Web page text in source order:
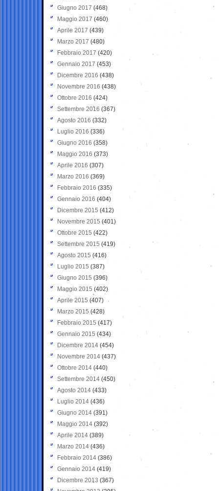
Giugno 2017 (468)
Maggio 2017 (460)
Aprile 2017 (439)
Marzo 2017 (480)
Febbraio 2017 (420)
Gennaio 2017 (453)
Dicembre 2016 (438)
Novembre 2016 (438)
Ottobre 2016 (424)
Settembre 2016 (367)
Agosto 2016 (332)
Luglio 2016 (336)
Giugno 2016 (358)
Maggio 2016 (373)
Aprile 2016 (307)
Marzo 2016 (369)
Febbraio 2016 (335)
Gennaio 2016 (404)
Dicembre 2015 (412)
Novembre 2015 (401)
Ottobre 2015 (422)
Settembre 2015 (419)
Agosto 2015 (416)
Luglio 2015 (387)
Giugno 2015 (396)
Maggio 2015 (402)
Aprile 2015 (407)
Marzo 2015 (428)
Febbraio 2015 (417)
Gennaio 2015 (434)
Dicembre 2014 (454)
Novembre 2014 (437)
Ottobre 2014 (440)
Settembre 2014 (450)
Agosto 2014 (433)
Luglio 2014 (436)
Giugno 2014 (391)
Maggio 2014 (392)
Aprile 2014 (389)
Marzo 2014 (436)
Febbraio 2014 (386)
Gennaio 2014 (419)
Dicembre 2013 (367)